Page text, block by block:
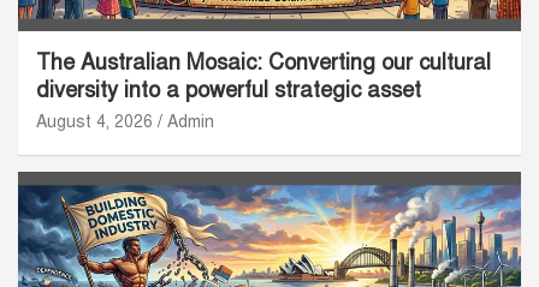
The Australian Mosaic: Converting our cultural
diversity into a powerful strategic asset
August 4, 2026 Admin